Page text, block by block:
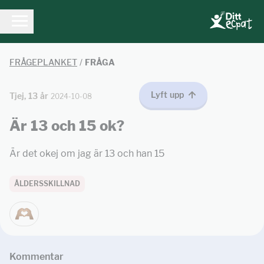
FRÅGEPLANKET / FRÅGA
Tjej, 13 år 2024-10-08 Lyft upp
Är 13 och 15 ok?
Är det okej om jag är 13 och han 15
ÅLDERSSKILLNAD
Kommentar